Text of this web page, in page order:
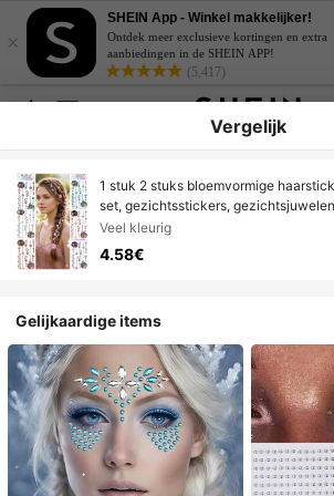
×
SHEIN App - Winkel makkelijker!
Ontdek meer exclusieve kortingen en extra
aanbiedingen in de SHEIN APP!
(5,417)
Vergelijk
1 stuk 2 stuks bloemvormige
set, gezichtsstickers,
zelfklevende strass haarjuwelen en
lichaamskristallen, Coquette
haaraccessoires voor festival, feest,
Veel kleurig
4.58€
Gelijkaardige items